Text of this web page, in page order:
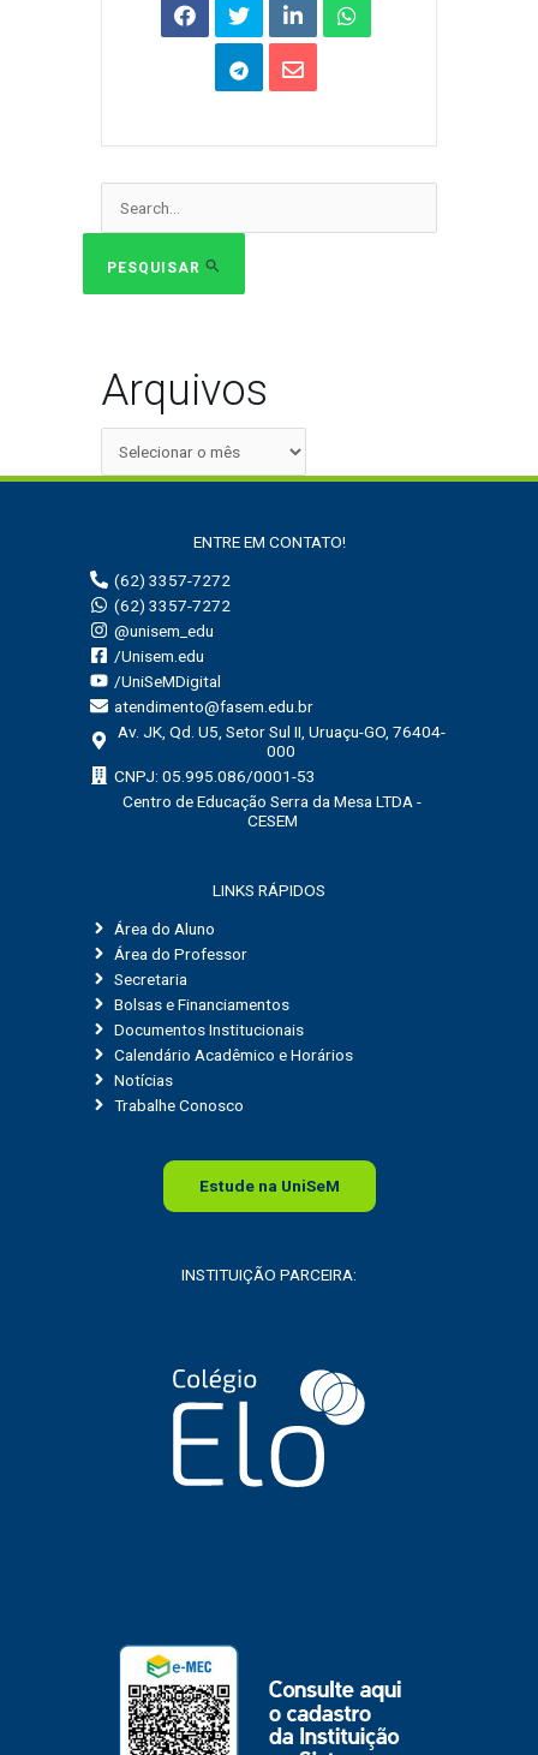
Pesquisar
PESQUISAR
Arquivos
ENTRE EM CONTATO!
(62) 3357-7272
(62) 3357-7272
@unisem_edu
/Unisem.edu
/UniSeMDigital
atendimento@fasem.edu.br
Av. JK, Qd. U5, Setor Sul II, Uruaçu-GO, 76404-
000
CNPJ: 05.995.086/0001-53
Centro de Educação Serra da Mesa LTDA -
CESEM
LINKS RÁPIDOS
Área do Aluno
Área do Professor
Secretaria
Bolsas e Financiamentos
Documentos Institucionais
Calendário Acadêmico e Horários
Notícias
Trabalhe Conosco
Estude na UniSeM
INSTITUIÇÃO PARCEIRA: